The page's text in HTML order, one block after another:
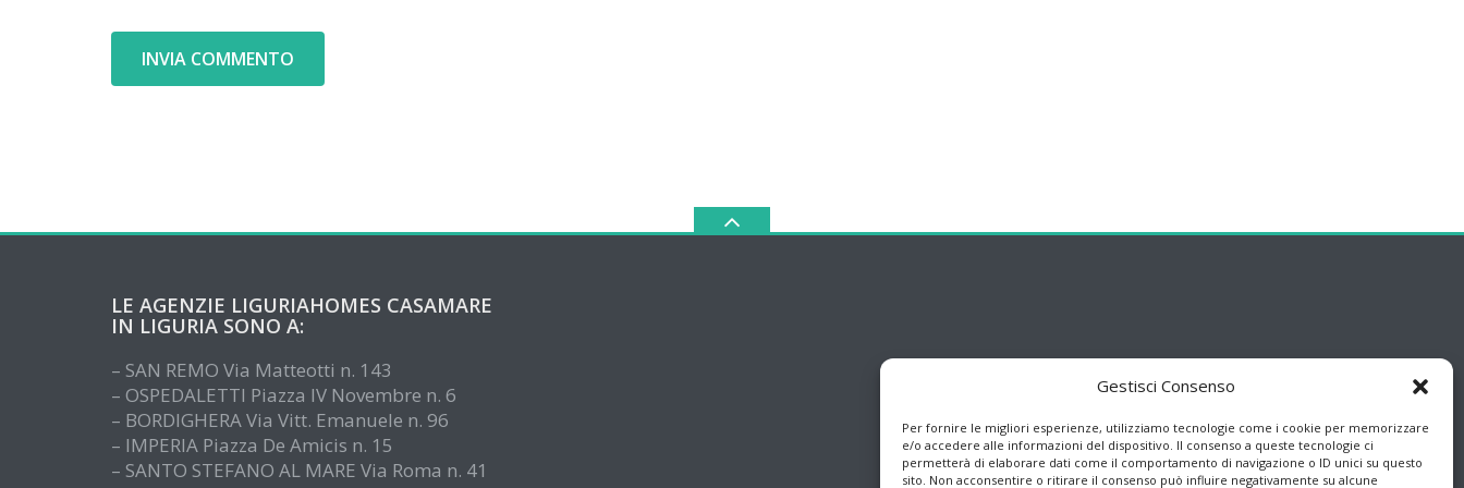
Gestisci Consenso
Per fornire le migliori esperienze, utilizziamo tecnologie come i cookie per memorizzare
e/o accedere alle informazioni del dispositivo. Il consenso a queste tecnologie ci
permetterà di elaborare dati come il comportamento di navigazione o ID unici su questo
sito. Non acconsentire o ritirare il consenso può influire negativamente su alcune
LE AGENZIE LIGURIAHOMES CASAMARE
IN LIGURIA SONO A:
– SAN REMO Via Matteotti n. 143
– OSPEDALETTI Piazza IV Novembre n. 6
– BORDIGHERA Via Vitt. Emanuele n. 96
– IMPERIA Piazza De Amicis n. 15
– SANTO STEFANO AL MARE Via Roma n. 41